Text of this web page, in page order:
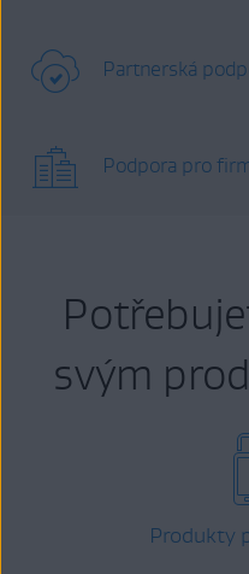
Partnerská
Podpora pro
svým
Produkty